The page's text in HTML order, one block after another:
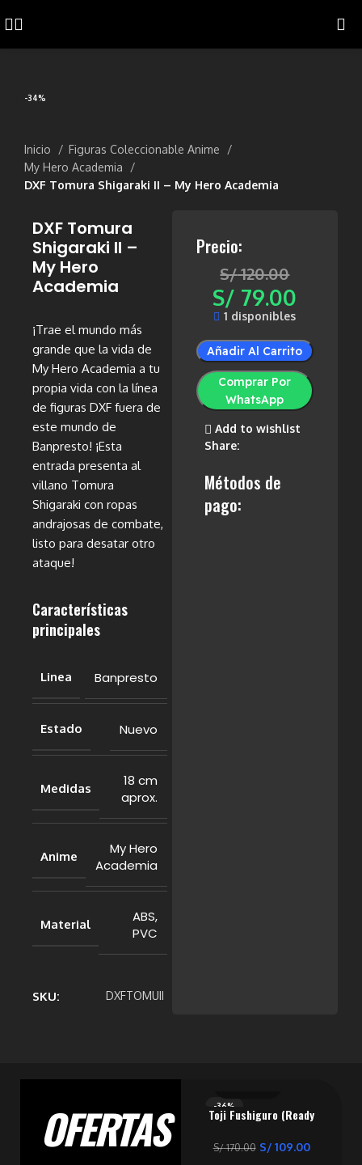
-34%
Inicio
Figuras Coleccionable Anime
My Hero Academia
DXF Tomura Shigaraki II – My Hero Academia
DXF Tomura
Shigaraki II –
My Hero
Academia
¡Trae el mundo más
grande que la vida de
My Hero Academia a tu
propia vida con la línea
de figuras DXF fuera de
este mundo de
Banpresto! ¡Esta
entrada presenta al
villano Tomura
Shigaraki con ropas
andrajosas de combate,
listo para desatar otro
ataque!
Características
principales
Linea Banpresto
Estado Nuevo
Medidas
18 cm
aprox.
Anime
My Hero
Academia
Material
ABS,
PVC
SKU: DXFTOMUII
Precio:
S/120.00
S/ 79.00
1 disponibles
Añadir Al Carrito
Comprar Por
WhatsApp
Add to wishlist
Share:
Métodos de
pago:
OFERTAS
-36%
NUEVO 🔥
Toji Fushiguro (Ready
Kaisen
S/170.00 S/109.00